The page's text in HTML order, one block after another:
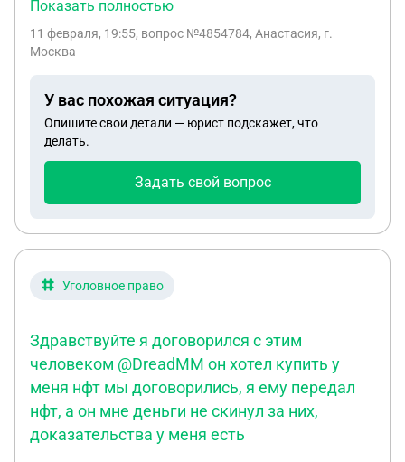
мне сообщила, что пробила меня, то есть всю
письменных я никаких не давала, хотелось бы
узнать, это вообще законно пробивать человека?
И что я могу в таких случаях сделать, могу ли я
написать заявление в полицию?
Показать полностью
11 февраля, 19:55, вопрос №4854784, Анастасия, г.
Москва
У вас похожая ситуация?
Опишите свои детали — юрист подскажет, что
делать.
Задать свой вопрос
Уголовное право
Здравствуйте я договорился с этим
человеком @DreadMM он хотел купить у
меня нфт мы договорились, я ему передал
нфт, а он мне деньги не скинул за них,
доказательства у меня есть